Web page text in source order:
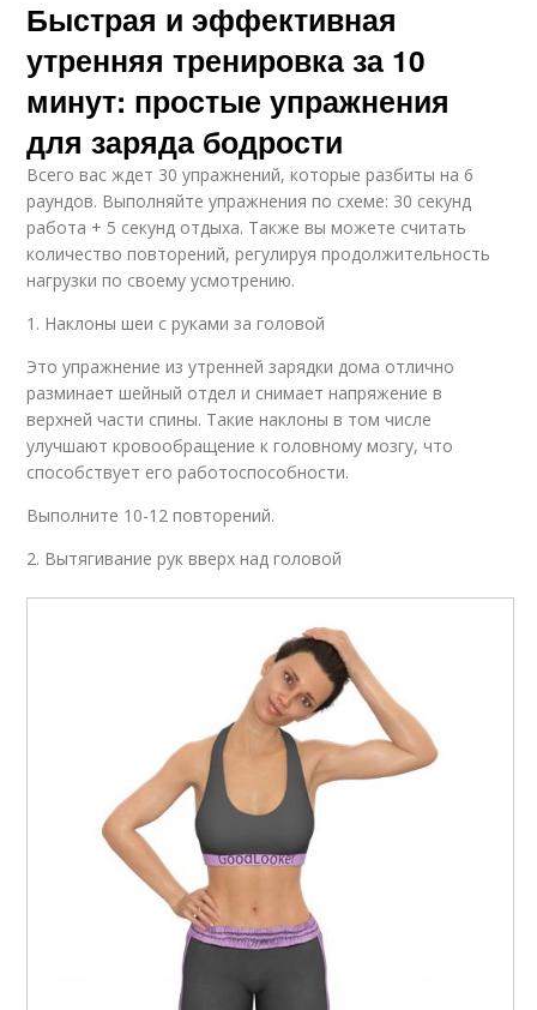
Быстрая и эффективная
утренняя тренировка за 10
минут: простые упражнения
для заряда бодрости
Всего вас ждет 30 упражнений, которые разбиты на 6
раундов. Выполняйте упражнения по схеме: 30 секунд
работа + 5 секунд отдыха. Также вы можете считать
количество повторений, регулируя продолжительность
нагрузки по своему усмотрению.
1. Наклоны шеи с руками за головой
Это упражнение из утренней зарядки дома отлично
разминает шейный отдел и снимает напряжение в
верхней части спины. Такие наклоны в том числе
улучшают кровообращение к головному мозгу, что
способствует его работоспособности.
Выполните 10-12 повторений.
2. Вытягивание рук вверх над головой